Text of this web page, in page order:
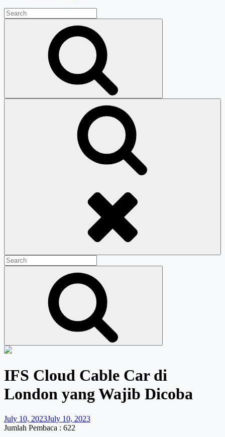
Search
for:
Search
for:
IFS Cloud Cable Car di
London yang Wajib Dicoba
July 10, 2023July 10, 2023
Jumlah Pembaca : 622